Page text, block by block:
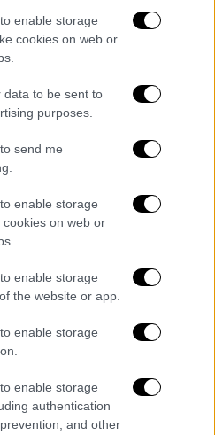
enable storage
cookies on web or
data to be sent to
purposes.
send me
enable storage
on web or
enable storage
the website or app.
enable storage
enable storage
authentication
and other
ο κόσμος
τα παράθυρα του
βγει έξω.
για το
τρία πυροσβεστικά
Ωστόσο
το συμβάν είχε